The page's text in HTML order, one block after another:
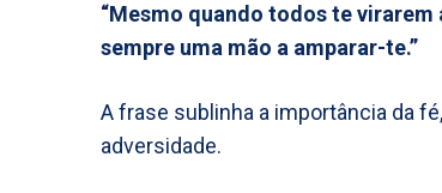
“Mesmo quando todos te
sempre uma mão a amparar-te.”
A frase sublinha a importância da
adversidade.